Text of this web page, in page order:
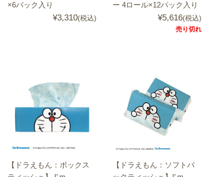
×6パック入り
¥3,310(税込)
ー 4ロール×12パック入り
¥5,616(税込)
売り切れ
【ドラえもん：ボックス
【ドラえもん：ソフトパ